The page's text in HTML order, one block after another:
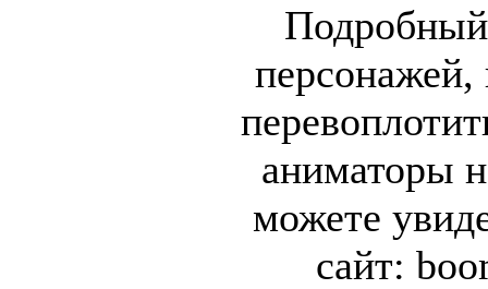
Подробный
персонажей,
аниматоры
можете
сайт: